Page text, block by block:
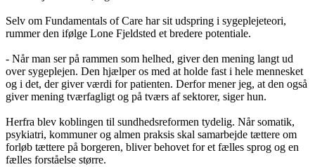
Selv om Fundamentals of Care har sit udspring i sygeplejeteori,
rummer den ifølge Lone Fjeldsted et bredere potentiale.
- Når man ser på rammen som helhed, giver den mening langt ud
over sygeplejen. Den hjælper os med at holde fast i hele mennesket
og i det, der giver værdi for patienten. Derfor mener jeg, at den også
giver mening tværfagligt og på tværs af sektorer, siger hun.
Herfra blev koblingen til sundhedsreformen tydelig. Når somatik,
psykiatri, kommuner og almen praksis skal samarbejde tættere om
forløb tættere på borgeren, bliver behovet for et fælles sprog og en
fælles forståelse større.